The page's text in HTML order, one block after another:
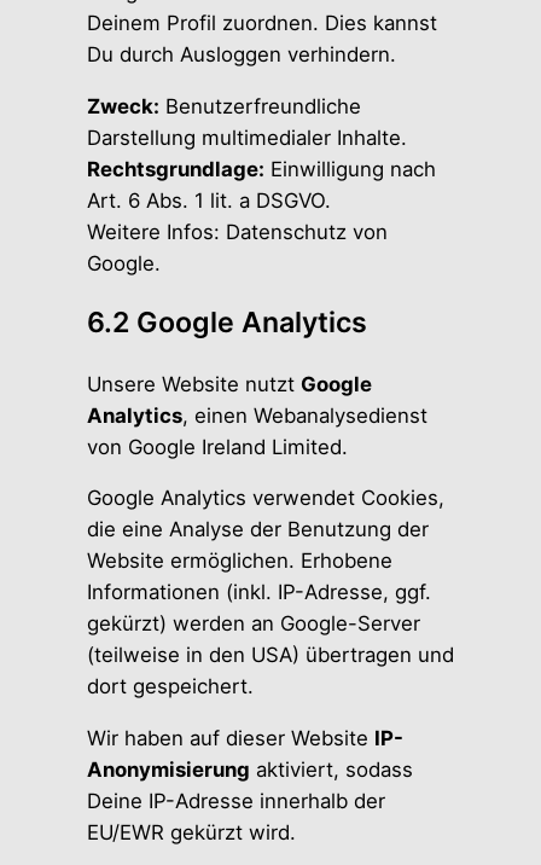
Deinem Profil zuordnen. Dies kannst
Du durch Ausloggen verhindern.
Zweck: Benutzerfreundliche
Darstellung multimedialer Inhalte.
Rechtsgrundlage: Einwilligung nach
Art. 6 Abs. 1 lit. a DSGVO.
Weitere Infos: Datenschutz von
Google.
6.2 Google Analytics
Unsere Website nutzt Google
Analytics, einen Webanalysedienst
von Google Ireland Limited.
Google Analytics verwendet Cookies,
die eine Analyse der Benutzung der
Website ermöglichen. Erhobene
Informationen (inkl. IP-Adresse, ggf.
gekürzt) werden an Google-Server
(teilweise in den USA) übertragen und
dort gespeichert.
Wir haben auf dieser Website IP-
Anonymisierung aktiviert, sodass
Deine IP-Adresse innerhalb der
EU/EWR gekürzt wird.